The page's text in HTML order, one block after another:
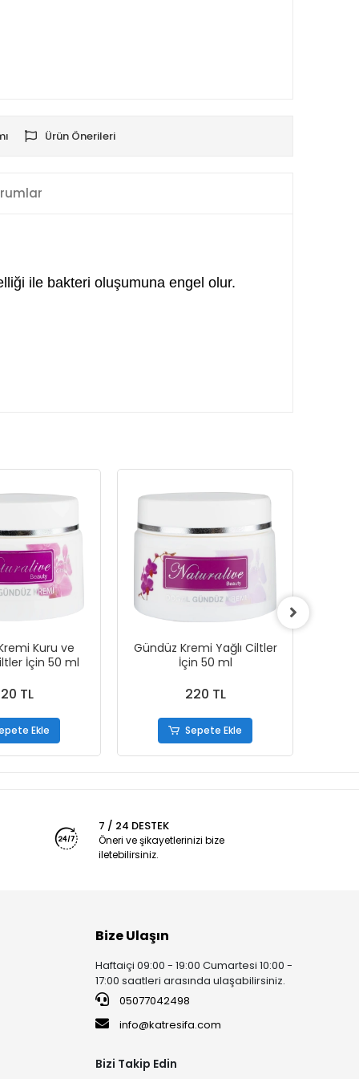
Ürün Önerileri
ile bakteri oluşumuna engel olur.
Kuru ve
İçin 50 ml
TL
Ekle
Gündüz Kremi Yağlı Ciltler
İçin 50 ml
220 TL
Sepete Ekle
7 / 24 DESTEK
Öneri ve şikayetlerinizi bize
iletebilirsiniz.
Bize Ulaşın
Haftaiçi 09:00 - 19:00 Cumartesi 10:00 -
17:00 saatleri arasında ulaşabilirsiniz.
05077042498
info@katresifa.com
Bizi Takip Edin